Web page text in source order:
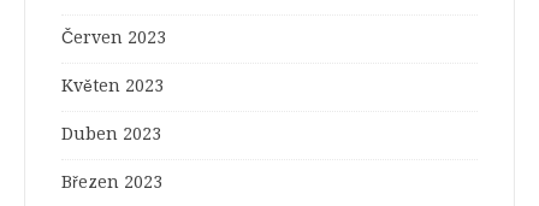
Červen 2023
Květen 2023
Duben 2023
Březen 2023